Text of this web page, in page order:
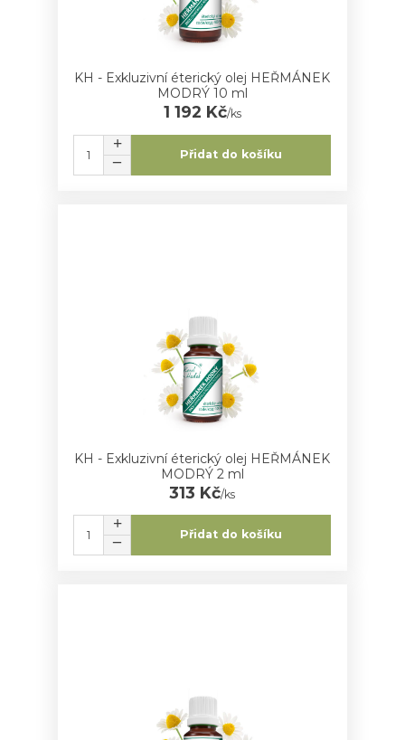
KH - Exkluzivní éterický olej HEŘMÁNEK
MODRÝ 10 ml
1 192 Kč/ks
Přidat do košíku
KH - Exkluzivní éterický olej HEŘMÁNEK
MODRÝ 2 ml
313 Kč/ks
Přidat do košíku